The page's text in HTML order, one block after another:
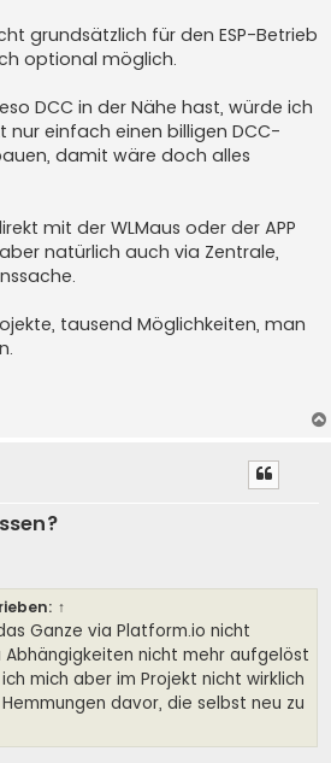
grundsätzlich für den ESP-Betrieb
optional möglich.
DCC in der Nähe hast, würde ich
nur einfach einen billigen DCC-
damit wäre doch alles
mit der WLMaus oder der APP
natürlich auch via Zentrale,
tausend Möglichkeiten, man
↑
Ganze via Platform.io nicht
Abhängigkeiten nicht mehr aufgelöst
mich aber im Projekt nicht wirklich
davor, die selbst neu zu